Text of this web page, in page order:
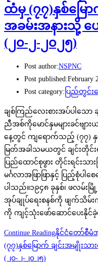
ထံမှ (၇၇)နှစ်မြော
အခမ်းအနားသို့
(၂၀-၂-၂၀၂၅)
Post author:NSPNC
Post published:February
Post category: ပြည်တွင်း
ချစ်ကြည်လေးစားအပ်ပါသော
ညီအစ်ကိုမောင်နှမများခင်ဗျာ
နေ့တွင် ကျရောက်သည့် (၇၇) နှစ်
မြတ်အခါသမယတွင် ချင်းတိုင်း
ပြည်ထောင်စုဖွား တိုင်းရင်းသာ
မင်္ဂလာအဖြာဖြာနှင့် ပြည့်စုံပါ
ပါသည်။၁၉၄၈ ခုနှစ်၊ ဖလမ်း
အုပ်ချုပ်ရေးစနစ်ကို ဖျက်သိမ်း
ကို ကျင့်သုံးဖော်ဆောင်ပေးနိုင်
Continue Readingနိုင်ငံတော်စီမံ
(၇၇)နှစ်မြောက် ချင်းအမျိုး
(၂၀-၂-၂၀၂၅)